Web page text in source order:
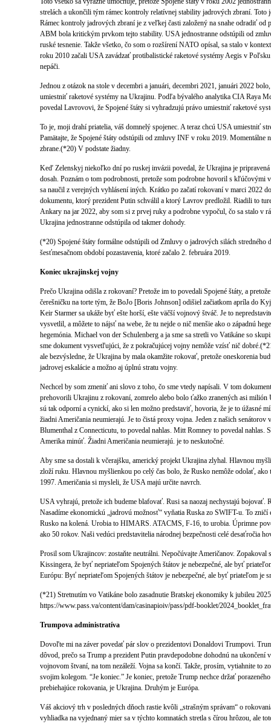
strelách a ukončili tým rámec kontroly relatívnej stability jadrových zbraní. Toto
Rámec kontroly jadrových zbraní je z veľkej časti založený na snahe odradiť od
ABM bola kritickým prvkom tejto stability. USA jednostranne odstúpili od
ruské tesnenie. Takže všetko, čo som o rozšírení NATO opísal, sa stalo v
roku 2010 začali USA zavádzať protibalistické raketové systémy Aegis v
nepáči.
Jednou z otázok na stole v decembri a januári, decembri 2021, januári 2022
umiestniť raketové systémy na Ukrajinu. Podľa bývalého analytika CIA Raya
povedal Lavrovovi, že Spojené štáty si vyhradzujú právo umiestniť raketové
To je, moji drahí priatelia, váš domnelý spojenec. A teraz chcú USA umiestniť
Pamätajte, že Spojené štáty odstúpili od zmluvy INF v roku 2019. Momentálne
zbrane.(*20) V podstate žiadny.
Keď Zelenskyj niekoľko dní po ruskej invázii povedal, že Ukrajina je pripravená
dosah. Poznám o tom podrobnosti, pretože som podrobne hovoril s kľúčovými
sa naučil z verejných vyhlásení iných. Krátko po začatí rokovaní v marci 2022
dokumentu, ktorý prezident Putin schválil a ktorý Lavrov predložil. Riadili to
Ankary na jar 2022, aby som si z prvej ruky a podrobne vypočul, čo sa stalo v
Ukrajina jednostranne odstúpila od takmer dohody.
(*20) Spojené štáty formálne odstúpili od Zmluvy o jadrových silách stredného
šesťmesačnom období pozastavenia, ktoré začalo 2. februára 2019.
Koniec ukrajinskej vojny
Prečo Ukrajina odišla z rokovaní? Pretože im to povedali Spojené štáty, a
čerešničku na torte tým, že BoJo [Boris Johnson] odišiel začiatkom apríla do
Keir Starmer sa ukáže byť ešte horší, ešte väčší vojnový štváč. Je to
vysvetlil, a môžete to nájsť na webe, že tu nejde o nič menšie ako o západnú
hegemónia. Michael von der Schulenberg a ja sme sa stretli vo Vatikáne so
sme dokument vysvetľujúci, že z pokračujúcej vojny nemôže vzísť nič
ale bezvýsledne, že Ukrajina by mala okamžite rokovať, pretože oneskorenia
jadrovej eskalácie a možno aj úplnú stratu vojny.
Nechcel by som zmeniť ani slovo z toho, čo sme vtedy napísali. V tom
prehovorili Ukrajinu z rokovaní, zomrelo alebo bolo ťažko zranených asi milión
sú tak odporní a cynickí, ako si len možno predstaviť, hovoria, že je to úžasné
žiadni Američania neumierajú. Je to čistá proxy vojna. Jeden z našich
Blumenthal z Connecticutu, to povedal nahlas. Mitt Romney to povedal nahlas.
Amerika minúť. Žiadni Američania neumierajú. je to neskutočné.
Aby sme sa dostali k včerajšku, americký projekt Ukrajina zlyhal. Hlavnou
zloží ruku. Hlavnou myšlienkou po celý čas bolo, že Rusko nemôže odolať,
1997. Američania si mysleli, že USA majú určite navrch.
USA vyhrajú, pretože ich budeme blafovať. Rusi sa naozaj nechystajú bojovať.
Nasadíme ekonomickú „jadrovú možnosť“ vyňatia Ruska zo SWIFT-u. To zničí
Rusko na kolená. Urobia to HIMARS. ATACMS, F-16, to urobia. Úprimne
ako 50 rokov. Naši vedúci predstavitelia národnej bezpečnosti celé desaťročia
Prosil som Ukrajincov: zostaňte neutrálni. Nepočúvajte Američanov.
Kissingera, že byť nepriateľom Spojených štátov je nebezpečné, ale byť
Európu: Byť nepriateľom Spojených štátov je nebezpečné, ale byť priateľom je
(*21) Stretnutím vo Vatikáne bolo zasadnutie Bratskej ekonomiky k jubileu
https://www.pass.va/content/dam/casinapioiv/pass/pdf-booklet/
Trumpova administratíva
Dovoľte mi na záver povedať pár slov o prezidentovi Donaldovi Trumpovi.
dôvod, prečo sa Trump a prezident Putin pravdepodobne dohodnú na
vojnovom štvaní, na tom nezáleží. Vojna sa končí. Takže, prosím, vytiahnite to
svojim kolegom. “Je koniec.” Je koniec, pretože Trump nechce držať
prebiehajúce rokovania, je Ukrajina. Druhým je Európa.
Váš akciový trh v posledných dňoch rastie kvôli „strašným správam“ o
vyhliadka na vyjednaný mier sa v týchto komnatách stretla s čírou hrôzou, ale